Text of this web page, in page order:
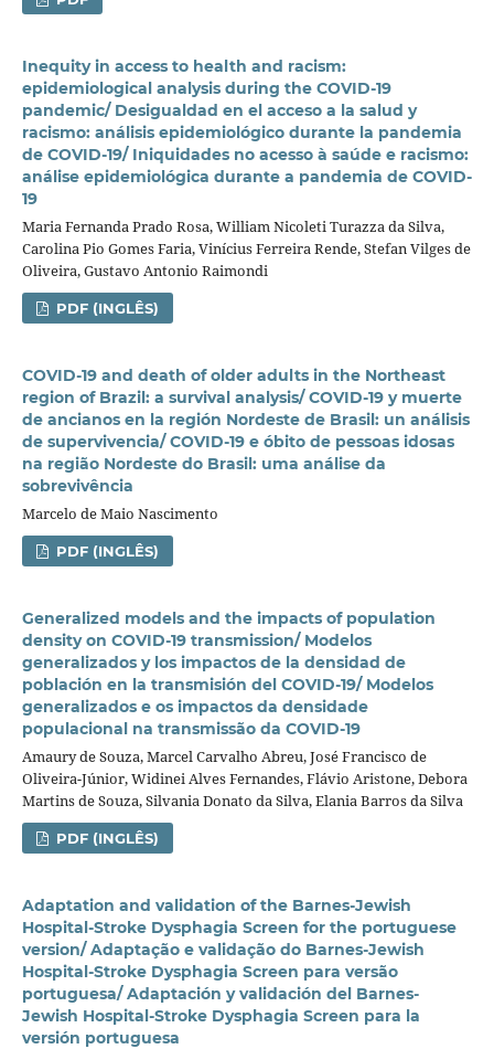
Inequity in access to health and racism:
epidemiological analysis during the COVID-19
pandemic/ Desigualdad en el acceso a la salud y
racismo: análisis epidemiológico durante la pandemia
de COVID-19/ Iniquidades no acesso à saúde e racismo:
análise epidemiológica durante a pandemia de COVID-
19
Maria Fernanda Prado Rosa, William Nicoleti Turazza da Silva,
Carolina Pio Gomes Faria, Vinícius Ferreira Rende, Stefan Vilges de
Oliveira, Gustavo Antonio Raimondi
PDF (INGLÊS)
COVID-19 and death of older adults in the Northeast
region of Brazil: a survival analysis/ COVID-19 y muerte
de ancianos en la región Nordeste de Brasil: un análisis
de supervivencia/ COVID-19 e óbito de pessoas idosas
na região Nordeste do Brasil: uma análise da
sobrevivência
Marcelo de Maio Nascimento
PDF (INGLÊS)
Generalized models and the impacts of population
density on COVID-19 transmission/ Modelos
generalizados y los impactos de la densidad de
población en la transmisión del COVID-19/ Modelos
generalizados e os impactos da densidade
populacional na transmissão da COVID-19
Amaury de Souza, Marcel Carvalho Abreu, José Francisco de
Oliveira-Júnior, Widinei Alves Fernandes, Flávio Aristone, Debora
Martins de Souza, Silvania Donato da Silva, Elania Barros da Silva
PDF (INGLÊS)
Adaptation and validation of the Barnes-Jewish
Hospital-Stroke Dysphagia Screen for the portuguese
version/ Adaptação e validação do Barnes-Jewish
Hospital-Stroke Dysphagia Screen para versão
portuguesa/ Adaptación y validación del Barnes-
Jewish Hospital-Stroke Dysphagia Screen para la
versión portuguesa